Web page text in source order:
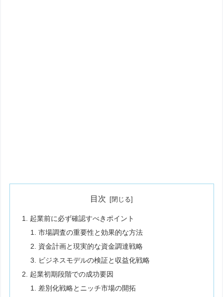
目次
起業前に必ず確認すべきポイント
市場調査の重要性と効果的な方法
資金計画と現実的な資金調達戦略
ビジネスモデルの検証と収益化戦略
起業初期段階での成功要因
差別化戦略とニッチ市場の開拓